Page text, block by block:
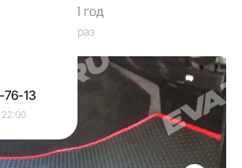
13
22:00
1 год
заказан: 58 раз